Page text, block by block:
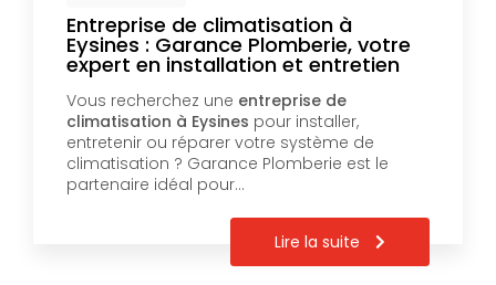
Entreprise de climatisation à
Eysines : Garance Plomberie, votre
expert en installation et entretien
Vous recherchez une entreprise de
climatisation à Eysines pour installer,
entretenir ou réparer votre système de
climatisation ? Garance Plomberie est le
partenaire idéal pour…
Lire la suite